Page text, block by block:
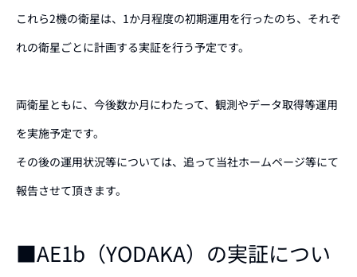
これら2機の衛星は、1か月程度の初期運用を行ったのち、それぞ
れの衛星ごとに計画する実証を行う予定です。
両衛星ともに、今後数か月にわたって、観測やデータ取得等運用
を実施予定です。
その後の運用状況等については、追って当社ホームページ等にて
報告させて頂きます。
■AE1b（YODAKA）の実証につい